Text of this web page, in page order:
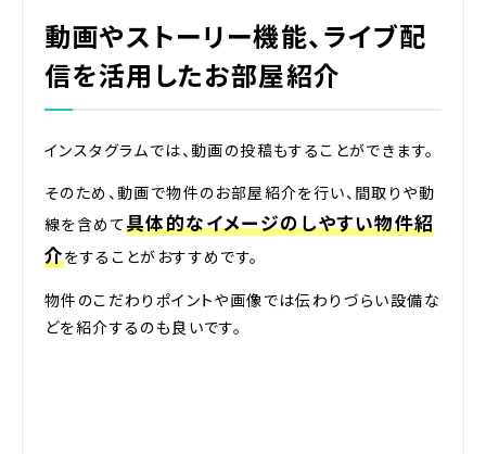
動画やストーリー機能、ライブ配
信を活用したお部屋紹介
インスタグラムでは、動画の投稿もすることができます。
そのため、動画で物件のお部屋紹介を行い、間取りや動
線を含めて具体的なイメージのしやすい物件紹
介をすることがおすすめです。
物件のこだわりポイントや画像では伝わりづらい設備な
どを紹介するのも良いです。